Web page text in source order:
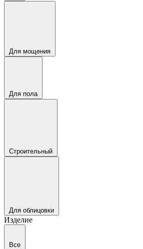
Для мощения
Для пола
Строительный
Для облицовки
Изделие
Все